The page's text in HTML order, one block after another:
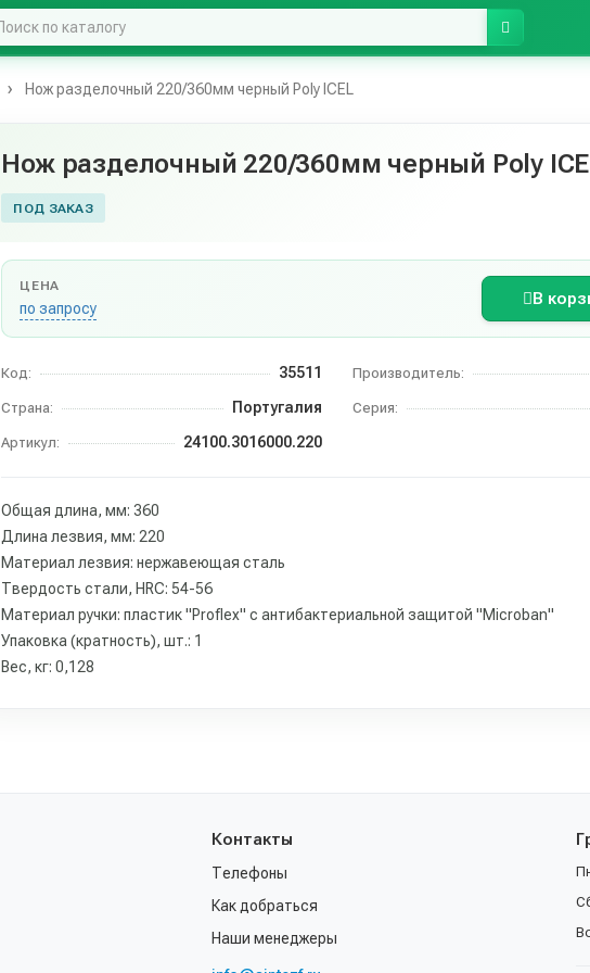
Нож разделочный 220/360мм черный Poly ICEL
Нож разделочный 220/360мм черный Poly
ПОД ЗАКАЗ
ЦЕНА
по запросу
В
Код: 35511 Производитель:
Страна: Португалия Серия:
Артикул: 24100.3016000.220
Общая длина, мм: 360
Длина лезвия, мм: 220
Материал лезвия: нержавеющая сталь
Твердость стали, HRC: 54-56
Материал ручки: пластик "Proflex" с антибактериальной защитой "Microban"
Упаковка (кратность), шт.: 1
Вес, кг: 0,128
Контакты
Телефоны
Как добраться
Наши менеджеры